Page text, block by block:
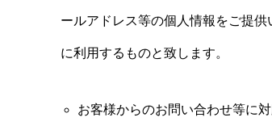
ールアドレス等の個人情報をご提
に利用するものと致します。
お客様からのお問い合わせ等に対